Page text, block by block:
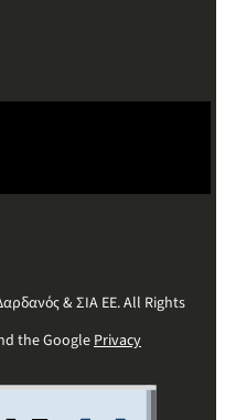
& ΣΙΑ ΕΕ. All Rights
the GooglePrivacy